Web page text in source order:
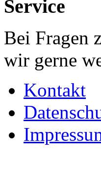
Service
Bei Fragen
wir gerne
Kontakt